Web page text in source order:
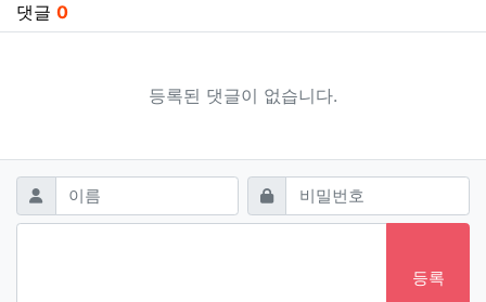
댓글 0
등록된 댓글이 없습니다.
댓글쓰기
이름 필수 비밀번호필수
등록